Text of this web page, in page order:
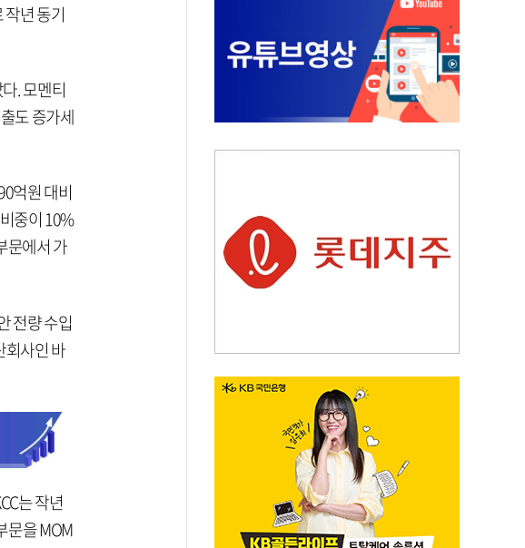
년 동기
. 모멘티
도 증가세
억원 대비
중이 10%
문에서 가
전량 수입
회사인 바
는 작년
문을 MOM